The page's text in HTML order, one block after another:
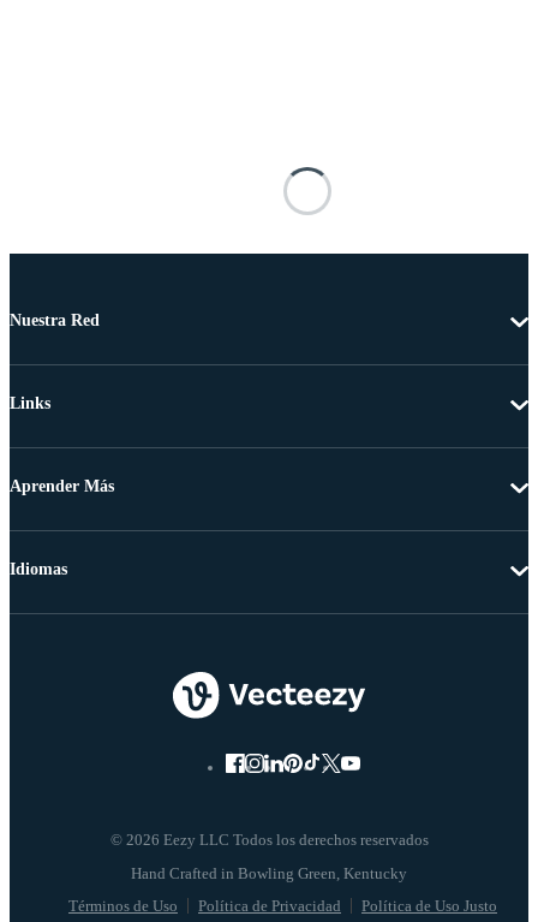
Nuestra Red
Links
Aprender Más
© 2026 Eezy LLC Todos los derechos reservados
Términos de Uso Política de Privacidad Política de Uso Justo
Idiomas